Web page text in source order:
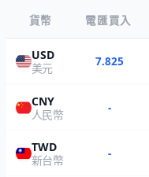
貨幣 電匯買入
USD
美元
7.825
CNY
人民幣
-
TWD
新台幣
-